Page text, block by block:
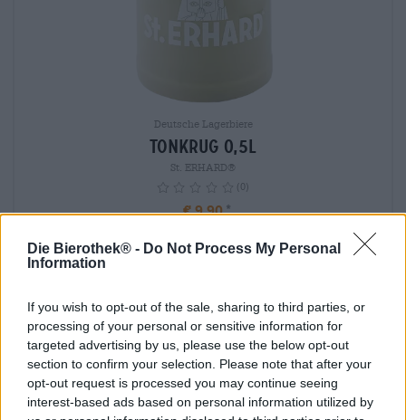
Die Bierothek® - Do Not Process My Personal
Information
If you wish to opt-out of the sale, sharing to third parties, or
processing of your personal or sensitive information for
targeted advertising by us, please use the below opt-out
section to confirm your selection. Please note that after your
opt-out request is processed you may continue seeing
interest-based ads based on personal information utilized by
Deutsche Lagerbiere
Tonkrug 0,5L
St. ERHARD®
(0)
€ 9,90